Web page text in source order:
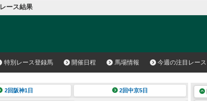
レース結果
特別レース登録馬 開催日程 馬場情報 今週の注目レース
2回阪神1日 2回中京5日